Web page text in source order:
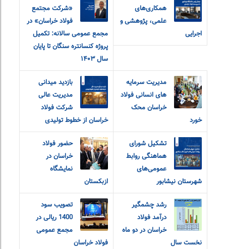
همکاری‌های
علمی، پژوهشی و
اجرایی
«شرکت مجتمع
فولاد خراسان» در
مجمع عمومی سالانه: تکمیل
پروژه کنسانتره سنگان تا پایان
سال ۱۴۰۳
مدیریت سرمایه
های انسانی فولاد
خراسان محک
خورد
بازدید میدانی
مدیریت عالی
شرکت فولاد
خراسان از خطوط تولیدی
تشکیل شورای
هماهنگی روابط
عمومی‌های
شهرستان نیشابور
حضور فولاد
خراسان در
نمایشگاه
ازبکستان
رشد چشمگیر
درآمد فولاد
خراسان در دو ماه
نخست سال
تصویب سود
1400 ریالی در
مجمع عمومی
فولاد خراسان